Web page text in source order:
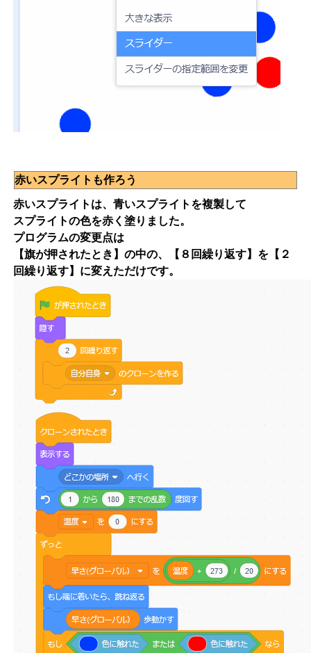
赤いスプライトも作ろう
赤いスプライトは、青いスプライトを複製して
スプライトの色を赤く塗りました。
プログラムの変更点は
【旗が押されたとき】の中の、【８回繰り返す】を【２
回繰り返す】に変えただけです。